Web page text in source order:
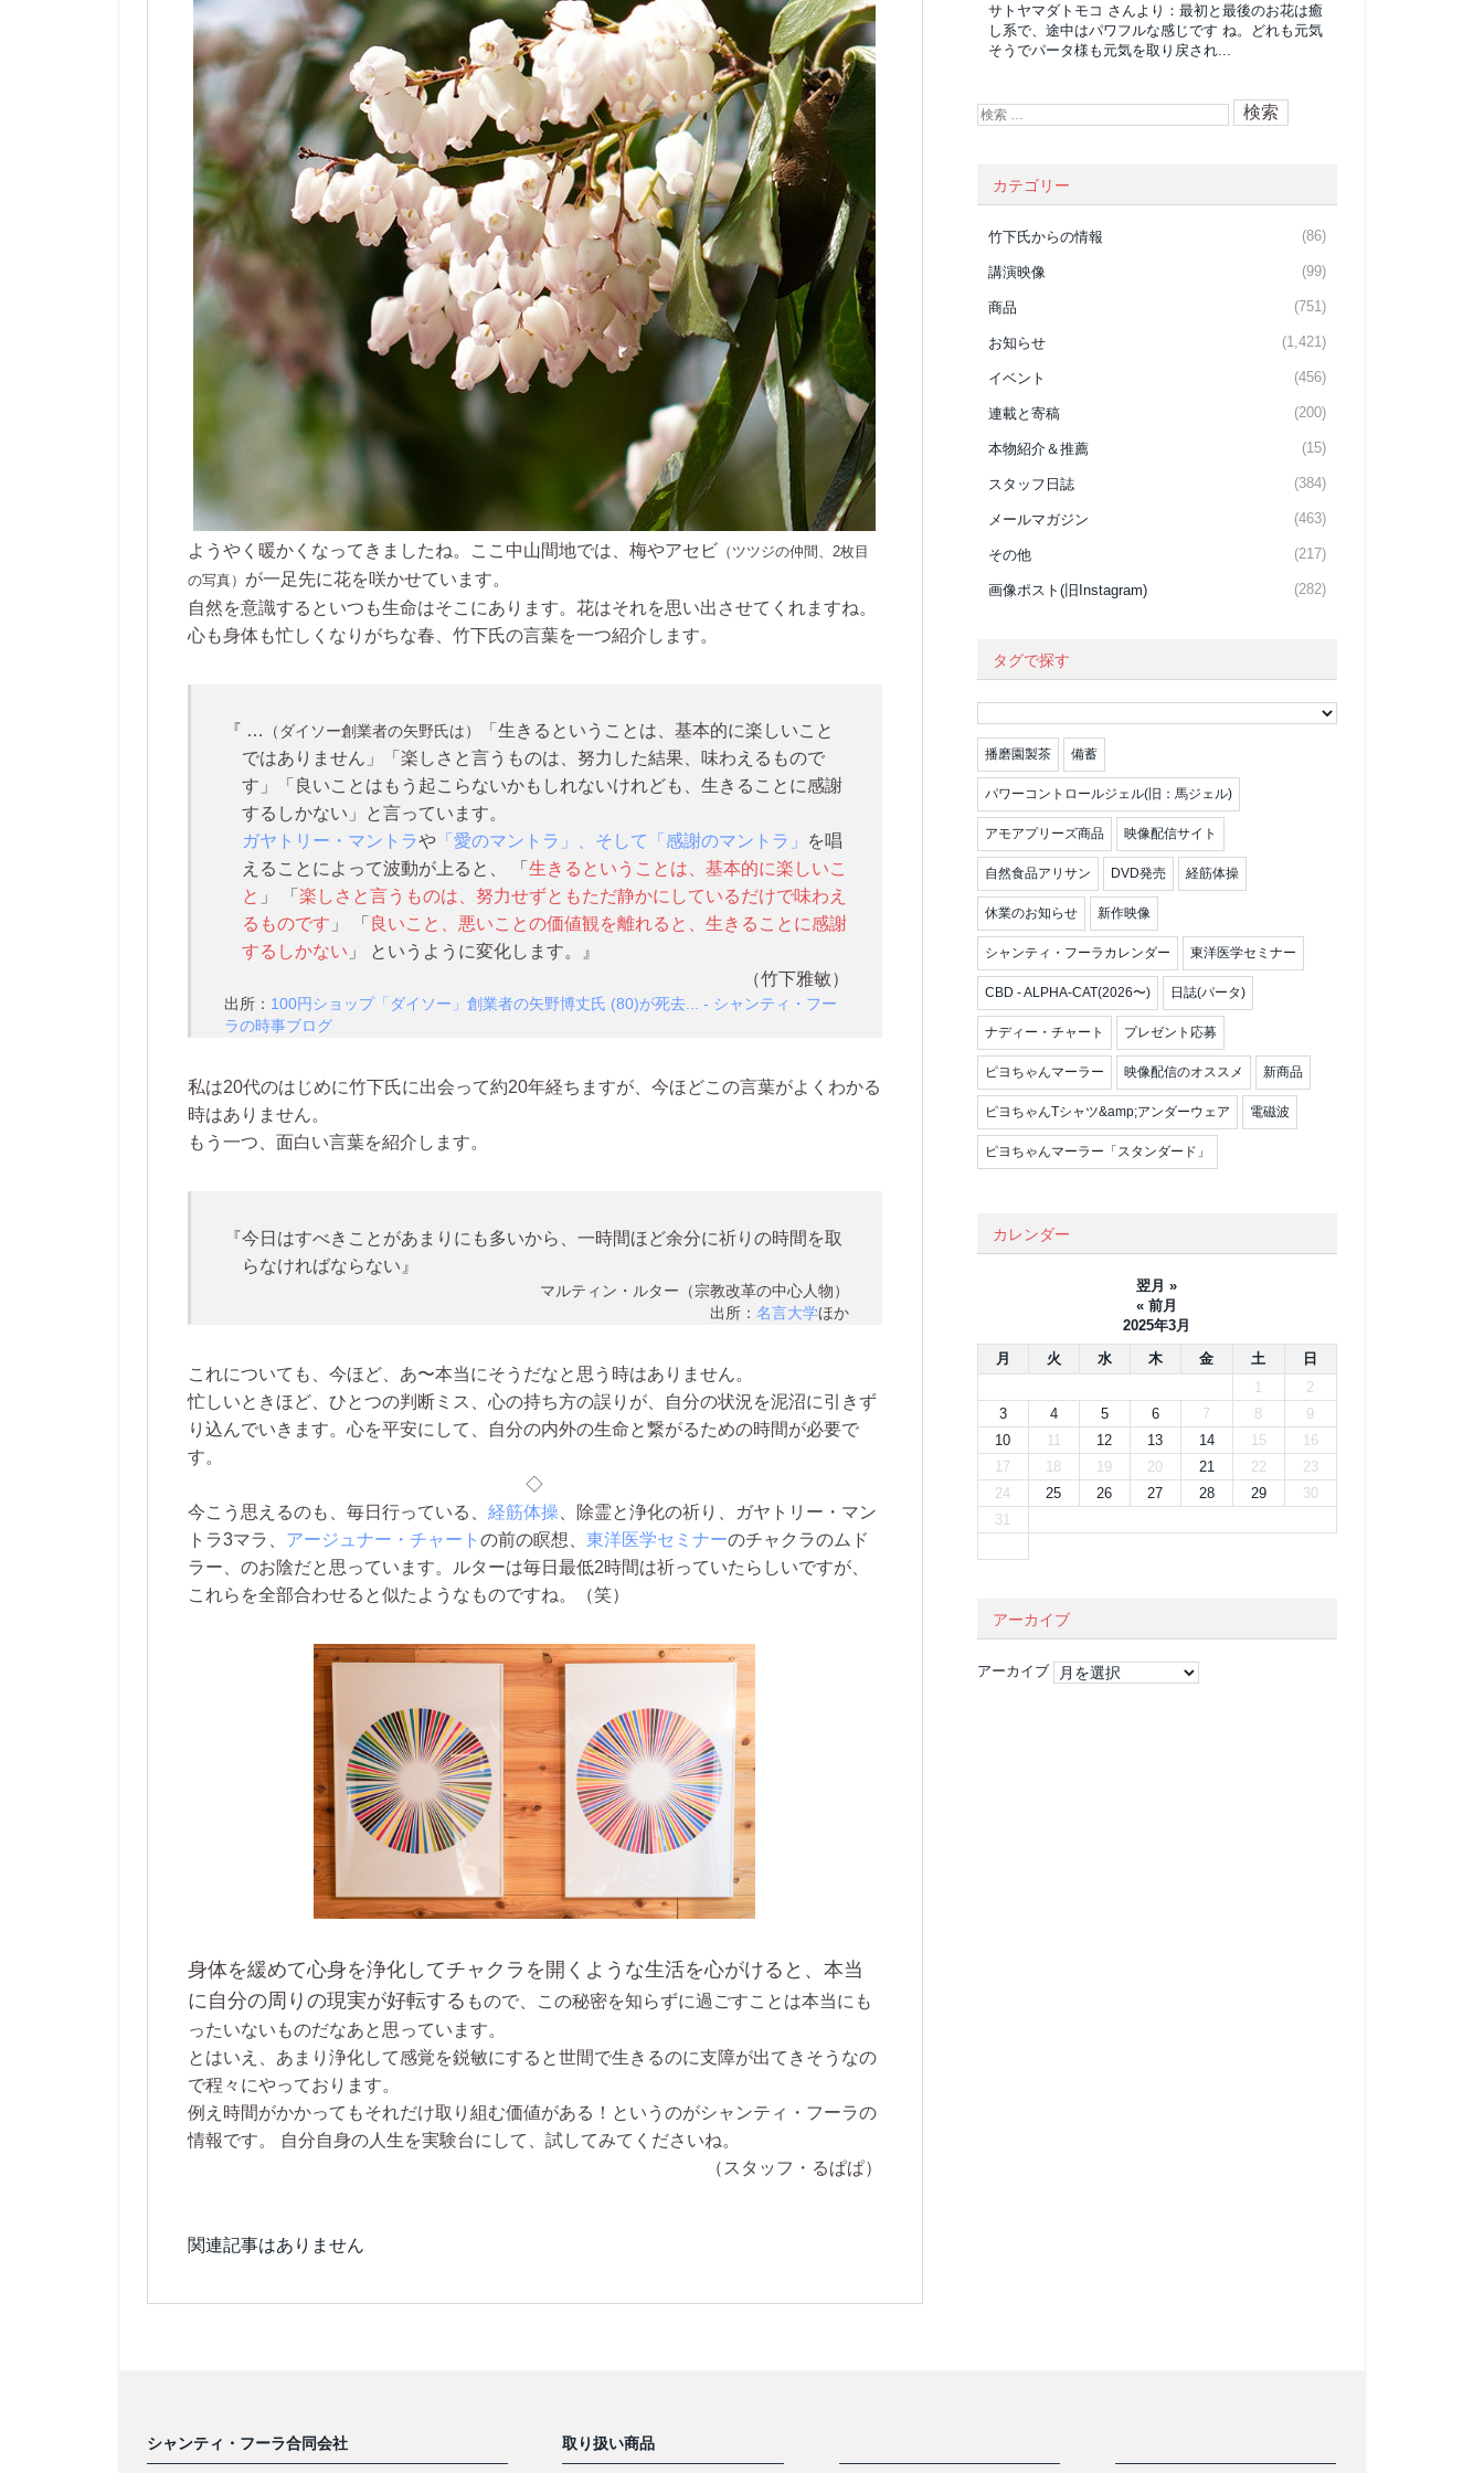
ようやく暖かくなってきましたね。ここ中山間地では、梅やアセビ （ツツジの仲間、2枚目
の写真） が一足先に花を咲かせています。
自然を意識するといつも生命はそこにあります。花はそれを思い出させてくれますね。
心も身体も忙しくなりがちな春、竹下氏の言葉を一つ紹介します。
『 … （ダイソー創業者の矢野氏は）
「生きるということは、基本的に楽しいこと
ではありません」「楽しさと言うものは、努力した結果、味わえるもので
す」「良いことはもう起こらないかもしれないけれども、生きることに感謝
するしかない」と言っています。
ガヤトリー・マントラや「愛のマントラ」、そして「感謝のマントラ」
を唱
えることによって波動が上ると、 「 生きるということは、基本的に楽しいこ
と 」 「 楽しさと言うものは、努力せずともただ静かにしているだけで味わえ
るものです 」 「 良いこと、悪いことの価値観を離れると、生きることに感謝
するしかない 」 というように変化します。』
（竹下雅敏）
出所： 100円ショップ「ダイソー」創業者の矢野博丈氏 (80)が死去... - シャンティ・フー
ラの時事ブログ
私は20代のはじめに竹下氏に出会って約20年経ちますが、今ほどこの言葉がよくわかる
時はありません。
もう一つ、面白い言葉を紹介します。
『今日はすべきことがあまりにも多いから、一時間ほど余分に祈りの時間を取
らなければならない』
マルティン・ルター（宗教改革の中心人物）
出所： 名言大学ほか
これについても、今ほど、あ〜本当にそうだなと思う時はありません。
忙しいときほど、ひとつの判断ミス、心の持ち方の誤りが、自分の状況を泥沼に引きず
り込んでいきます。心を平安にして、自分の内外の生命と繋がるための時間が必要で
す。
◇
今こう思えるのも、毎日行っている、 経筋体操 、除霊と浄化の祈り、ガヤトリー・マン
トラ3マラ、 アージュナー・チャート の前の瞑想、 東洋医学セミナーのチャクラのムド
ラー、のお陰だと思っています。ルターは毎日最低2時間は祈っていたらしいですが、
これらを全部合わせると似たようなものですね。（笑）
身体を緩めて心身を浄化してチャクラを開くような生活を心がけると、本当
に自分の周りの現実が好転する もので、この秘密を知らずに過ごすことは本当にも
ったいないものだなあと思っています。
とはいえ、あまり浄化して感覚を鋭敏にすると世間で生きるのに支障が出てきそうなの
で程々にやっております。
例え時間がかかってもそれだけ取り組む価値がある！というのがシャンティ・フーラの
情報です。 自分自身の人生を実験台にして、試してみてくださいね。
（スタッフ・るぱぱ）
関連記事はありません
サトヤマダトモコ さんより： 最初と最後のお花は癒
し系で、途中はパワフルな感じです ね。どれも元気
そうでパータ様も元気を取り戻され...
カテゴリー
竹下氏からの情報 (86)
講演映像 (99)
商品 (751)
お知らせ (1,421)
イベント (456)
連載と寄稿 (200)
本物紹介＆推薦 (15)
スタッフ日誌 (384)
メールマガジン (463)
その他 (217)
画像ポスト(旧Instagram) (282)
タグで探す
播磨園製茶 備蓄
パワーコントロールジェル(旧：馬ジェル)
アモアプリーズ商品 映像配信サイト
自然食品アリサン DVD発売 経筋体操
休業のお知らせ 新作映像
シャンティ・フーラカレンダー 東洋医学セミナー
CBD - ALPHA-CAT(2026〜) 日誌(パータ)
ナディー・チャート プレゼント応募
ピヨちゃんマーラー 映像配信のオススメ 新商品
ピヨちゃんTシャツ&amp;アンダーウェア 電磁波
ピヨちゃんマーラー「スタンダード」
カレンダー
翌月 »
« 前月
2025年3月
月
火 水 木 金 土
日
1
2
3
4 5 6 7 8
9
10
11 12 13 14 15
16
17
18 19 20 21 22
23
24
25 26 27 28 29
30
31
アーカイブ
アーカイブ
シャンティ・フーラ合同会社 取り扱い商品